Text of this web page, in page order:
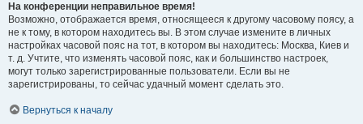
На конференции неправильное время!
Возможно, отображается время, относящееся к другому часовому поясу, а
не к тому, в котором находитесь вы. В этом случае измените в личных
настройках часовой пояс на тот, в котором вы находитесь: Москва, Киев и
т. д. Учтите, что изменять часовой пояс, как и большинство настроек,
могут только зарегистрированные пользователи. Если вы не
зарегистрированы, то сейчас удачный момент сделать это.
Вернуться к началу